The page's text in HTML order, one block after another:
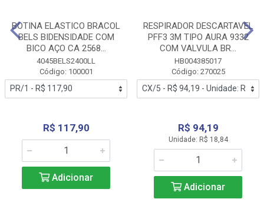
BOTINA ELASTICO BRACOL
BELS BIDENSIDADE COM
BICO AÇO CA 2568...
4045BELS2400LL
Código: 100001
R$ 117,90
Adicionar
RESPIRADOR DESCARTAVEL
PFF3 3M TIPO AURA 9332
COM VALVULA BR...
HB004385017
Código: 270025
R$ 94,19
Unidade: R$ 18,84
Adicionar